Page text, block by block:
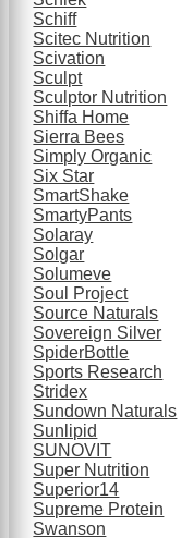
Schiff
Scitec Nutrition
Scivation
Sculpt
Sculptor Nutrition
Shiffa Home
Sierra Bees
Simply Organic
Six Star
SmartShake
SmartyPants
Solaray
Solgar
Solumeve
Soul Project
Source Naturals
Sovereign Silver
SpiderBottle
Sports Research
Stridex
Sundown Naturals
Sunlipid
SUNOVIT
Super Nutrition
Superior14
Supreme Protein
Swanson